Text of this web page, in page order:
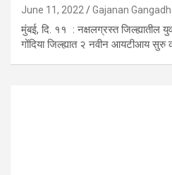
June 11, 2022 Gajanan
मुंबई, दि. ११ : नक्षलग्रस्त जिल्ह्यातील
गोंदिया जिल्ह्यात २ नवीन आयटीआय सुरु